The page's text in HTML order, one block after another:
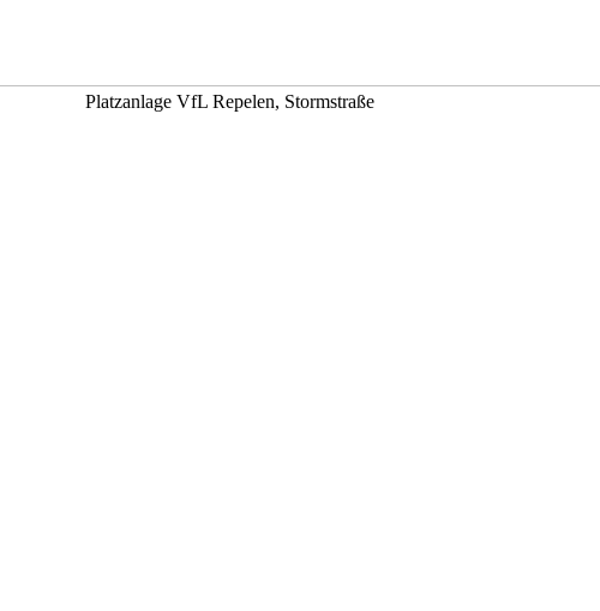
Platzanlage VfL Repelen, Stormstraße